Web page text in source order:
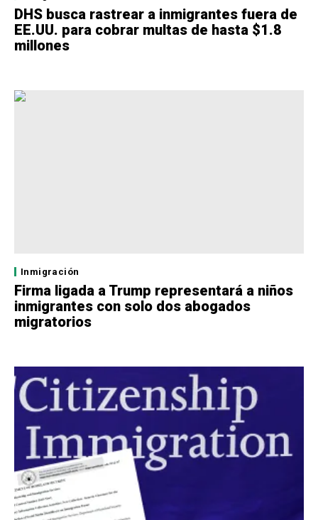
DHS busca rastrear a inmigrantes fuera de
EE.UU. para cobrar multas de hasta $1.8
millones
Inmigración
Firma ligada a Trump representará a niños
inmigrantes con solo dos abogados
migratorios